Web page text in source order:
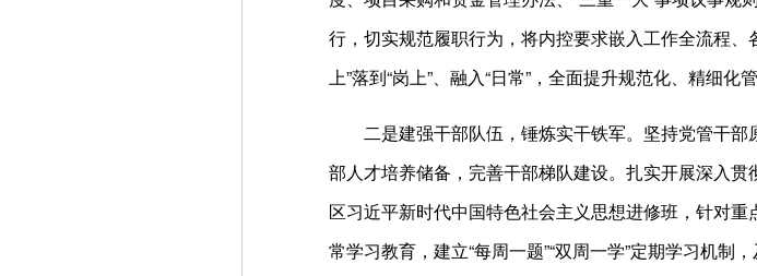
行，切实规范履职行为，将内控要求嵌入工作全流程
上”落到“岗上”、融入“日常”，全面提升规范化、精细化
二是建强干部队伍，锤炼实干铁军。坚持党管干
部人才培养储备，完善干部梯队建设。扎实开展深入
区习近平新时代中国特色社会主义思想进修班，针对
常学习教育，建立“每周一题”“双周一学”定期学习机